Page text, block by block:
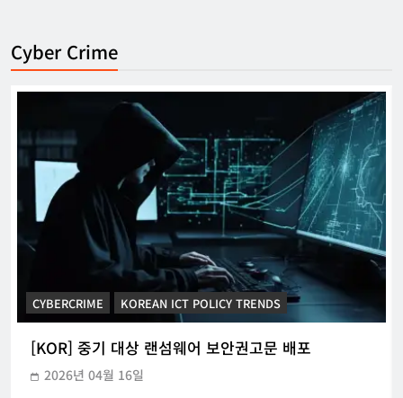
Cyber Crime
CYBERCRIME KOREAN ICT POLICY TRENDS
[KOR] 중기 대상 랜섬웨어 보안권고문 배포
2026년 04월 16일